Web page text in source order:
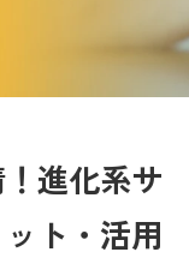
進化系サ
ト・活用